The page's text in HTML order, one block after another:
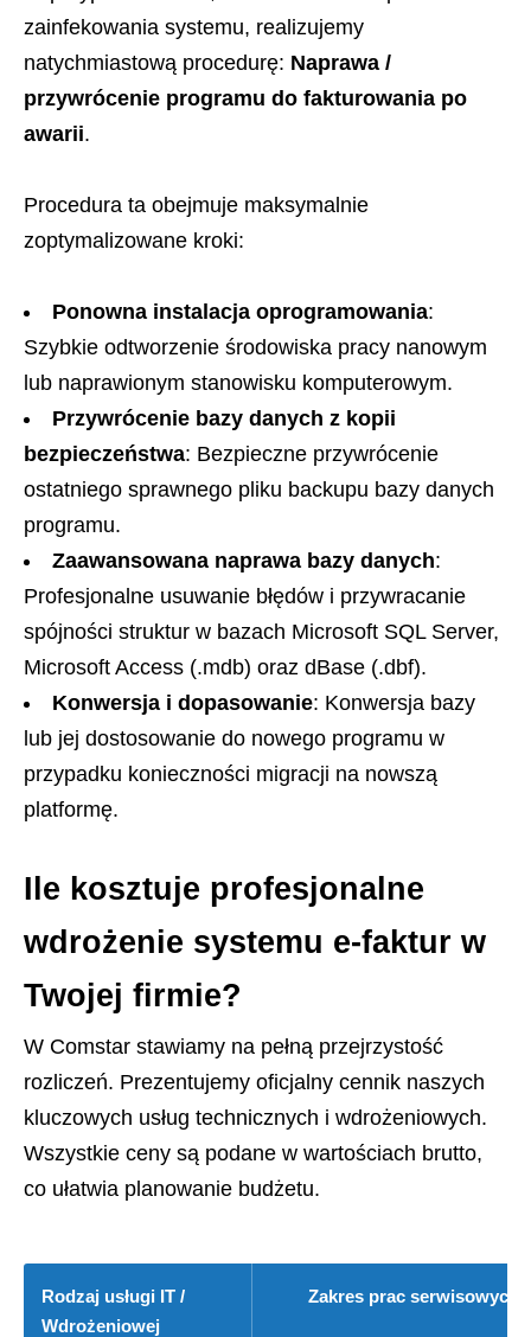
zainfekowania systemu, realizujemy
natychmiastową procedurę: Naprawa /
przywrócenie programu do fakturowania po
awarii.
Procedura ta obejmuje maksymalnie
zoptymalizowane kroki:
Ponowna instalacja oprogramowania:
Szybkie odtworzenie środowiska pracy nanowym
lub naprawionym stanowisku komputerowym.
Przywrócenie bazy danych z kopii
bezpieczeństwa: Bezpieczne przywrócenie
ostatniego sprawnego pliku backupu bazy danych
programu.
Zaawansowana naprawa bazy danych:
Profesjonalne usuwanie błędów i przywracanie
spójności struktur w bazach Microsoft SQL Server,
Microsoft Access (.mdb) oraz dBase (.dbf).
Konwersja i dopasowanie: Konwersja bazy
lub jej dostosowanie do nowego programu w
przypadku konieczności migracji na nowszą
platformę.
Ile kosztuje profesjonalne
wdrożenie systemu e-faktur w
Twojej firmie?
W Comstar stawiamy na pełną przejrzystość
rozliczeń. Prezentujemy oficjalny cennik naszych
kluczowych usług technicznych i wdrożeniowych.
Wszystkie ceny są podane w wartościach brutto,
co ułatwia planowanie budżetu.
Rodzaj usługi IT /
Wdrożeniowej
Zakres prac serwisowych